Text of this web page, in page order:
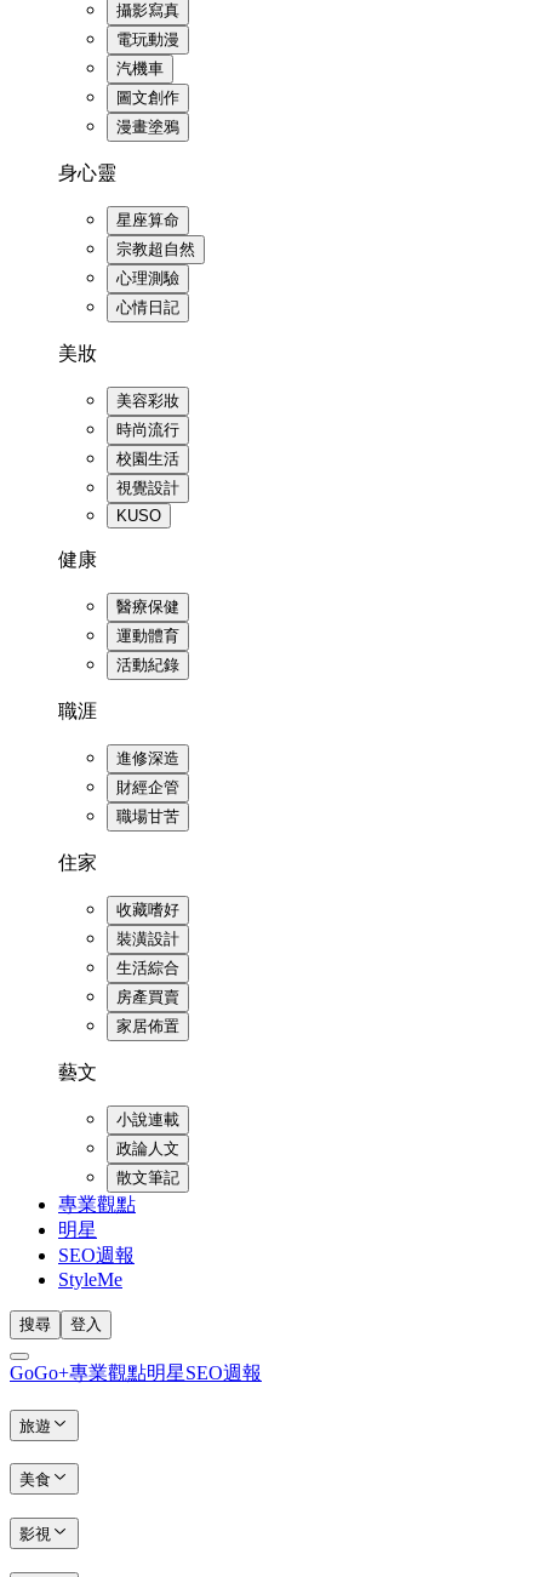
攝影寫真
電玩動漫
汽機車
圖文創作
漫畫塗鴉
身心靈
星座算命
宗教超自然
心理測驗
心情日記
美妝
美容彩妝
時尚流行
校園生活
視覺設計
KUSO
健康
醫療保健
運動體育
活動紀錄
職涯
進修深造
財經企管
職場甘苦
住家
收藏嗜好
裝潢設計
生活綜合
房產買賣
家居佈置
藝文
小說連載
政論人文
散文筆記
專業觀點
明星
SEO週報
StyleMe
搜尋 登入
GoGo+專業觀點明星SEO週報
旅遊
美食
影視